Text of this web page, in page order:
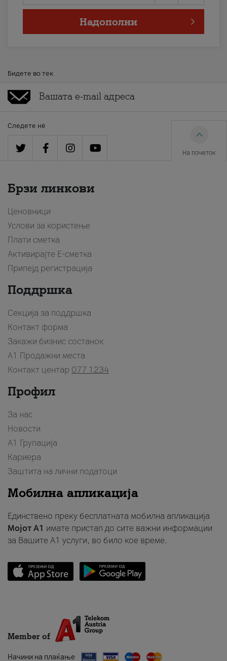
Надополни
Бидете во тек
Следете нè
На почеток
Брзи линкови
Ценовници
Услови за користење
Плати сметка
Активирајте Е-сметка
Припејд регистрација
Поддршка
Секција за поддршка
Контакт форма
Закажи бизнис состанок
A1 Продажни места
Контакт центар 077 1234
Профил
За нас
Новости
А1 Групација
Кариера
Заштита на лични податоци
Мобилна апликација
Единствено преку бесплатната мобилна апликација
Мојот A1 имате пристап до сите важни информации
за Вашите A1 услуги, во било кое време.
Member of
Начини на плаќање